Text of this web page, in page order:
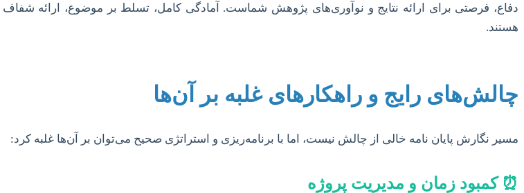
دفاع، فرصتی برای ارائه نتایج و نوآوری‌های پژوهش شماست. آمادگی کامل، تسلط بر موضوع، ارائه
هستند.
چالش‌های رایج و راهکارهای غلبه بر آن‌ها
مسیر نگارش پایان نامه خالی از چالش نیست، اما با برنامه‌ریزی و استراتژی صحیح می‌توان بر آن‌ها غلبه کرد:
⏰ کمبود زمان و مدیریت پروژه